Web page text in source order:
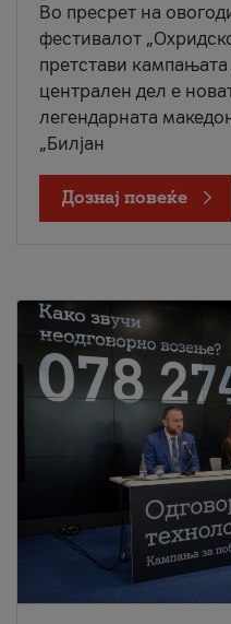
Во пресрет на
фестивалот
претстави кампањата
централен дел е
легендарната
„Билјан
Дознај повеќе